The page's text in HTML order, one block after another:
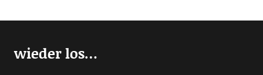
wieder los…